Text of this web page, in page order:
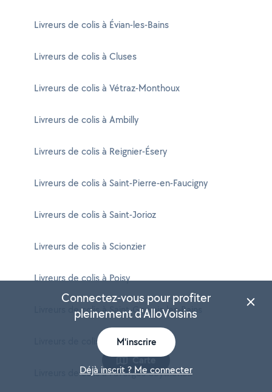
Livreurs de colis à Évian-les-Bains
Livreurs de colis à Cluses
Livreurs de colis à Vétraz-Monthoux
Livreurs de colis à Ambilly
Livreurs de colis à Reignier-Ésery
Livreurs de colis à Saint-Pierre-en-Faucigny
Livreurs de colis à Saint-Jorioz
Livreurs de colis à Scionzier
Livreurs de colis à Poisy
Livreurs de colis à Saint-Gervais-les-Bains
Livreurs de colis à Passy
Livreurs de colis à Faverges-Seythenex
Carte
Connectez-vous pour profiter
pleinement d'AlloVoisins
M'inscrire
Déjà inscrit ? Me connecter